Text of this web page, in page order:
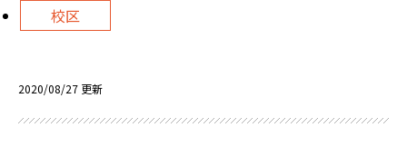
校区
2020/08/27 更新